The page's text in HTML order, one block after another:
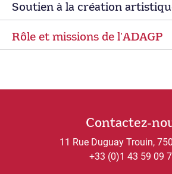
Soutien à la création
Rôle et missions de lʼADAGP
Contactez-
11 Rue Duguay Trouin,
+33 (0)1 43 59 09